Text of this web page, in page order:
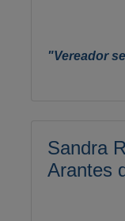
"Vereador
Sandra
Arantes